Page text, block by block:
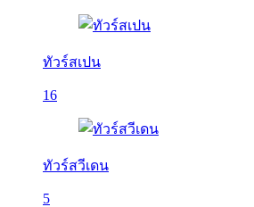
ทัวร์สเปน
16
ทัวร์สวีเดน
5